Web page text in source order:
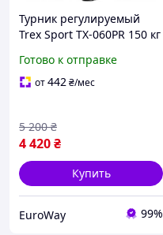
Турник регулируемый
Trex Sport TX-060PR 150 кг
дома
Многофункциональный
Готово к отправке
от442₴/мес
4 420₴
5 200 ₴
Купить
EuroWay 99%